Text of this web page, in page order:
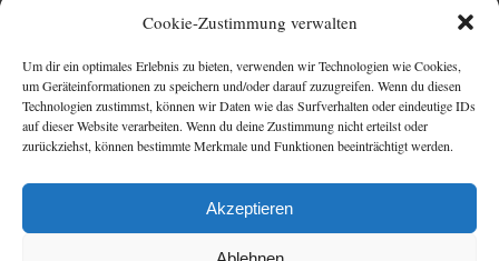
Cookie-Zustimmung verwalten
Um dir ein optimales Erlebnis zu bieten, verwenden wir Technologien wie Cookies,
um Geräteinformationen zu speichern und/oder darauf zuzugreifen. Wenn du diesen
Technologien zustimmst, können wir Daten wie das Surfverhalten oder eindeutige IDs
auf dieser Website verarbeiten. Wenn du deine Zustimmung nicht erteilst oder
zurückziehst, können bestimmte Merkmale und Funktionen beeinträchtigt werden.
Akzeptieren
Josefine Weiss
Josie Charles
Karin Lindberg
Lita Harris
Marcus Hünnebeck
Marit Bernson
Mark Franley
Martin Krist
Michelle Schrenk
Mila Summers
Mira Morton
Nika Lubitsch
Noah Fitz
Nora Amelie René Junge
Rezepte Profis
Thomas Herzberg Vital Experts